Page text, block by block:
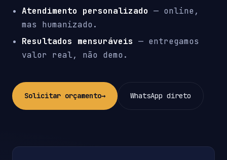
Atendimento personalizado — online,
mas humanizado.
Resultados mensuráveis — entregamos
valor real, não demo.
Solicitar orçamento→ WhatsApp direto